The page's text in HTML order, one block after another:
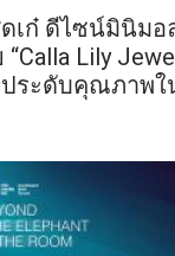
เก๋ ดีไซน์มินิมอ
Lily
ประดับคุณภาพใ